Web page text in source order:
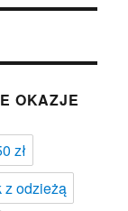
OKAZJE
zł
z odzieżą